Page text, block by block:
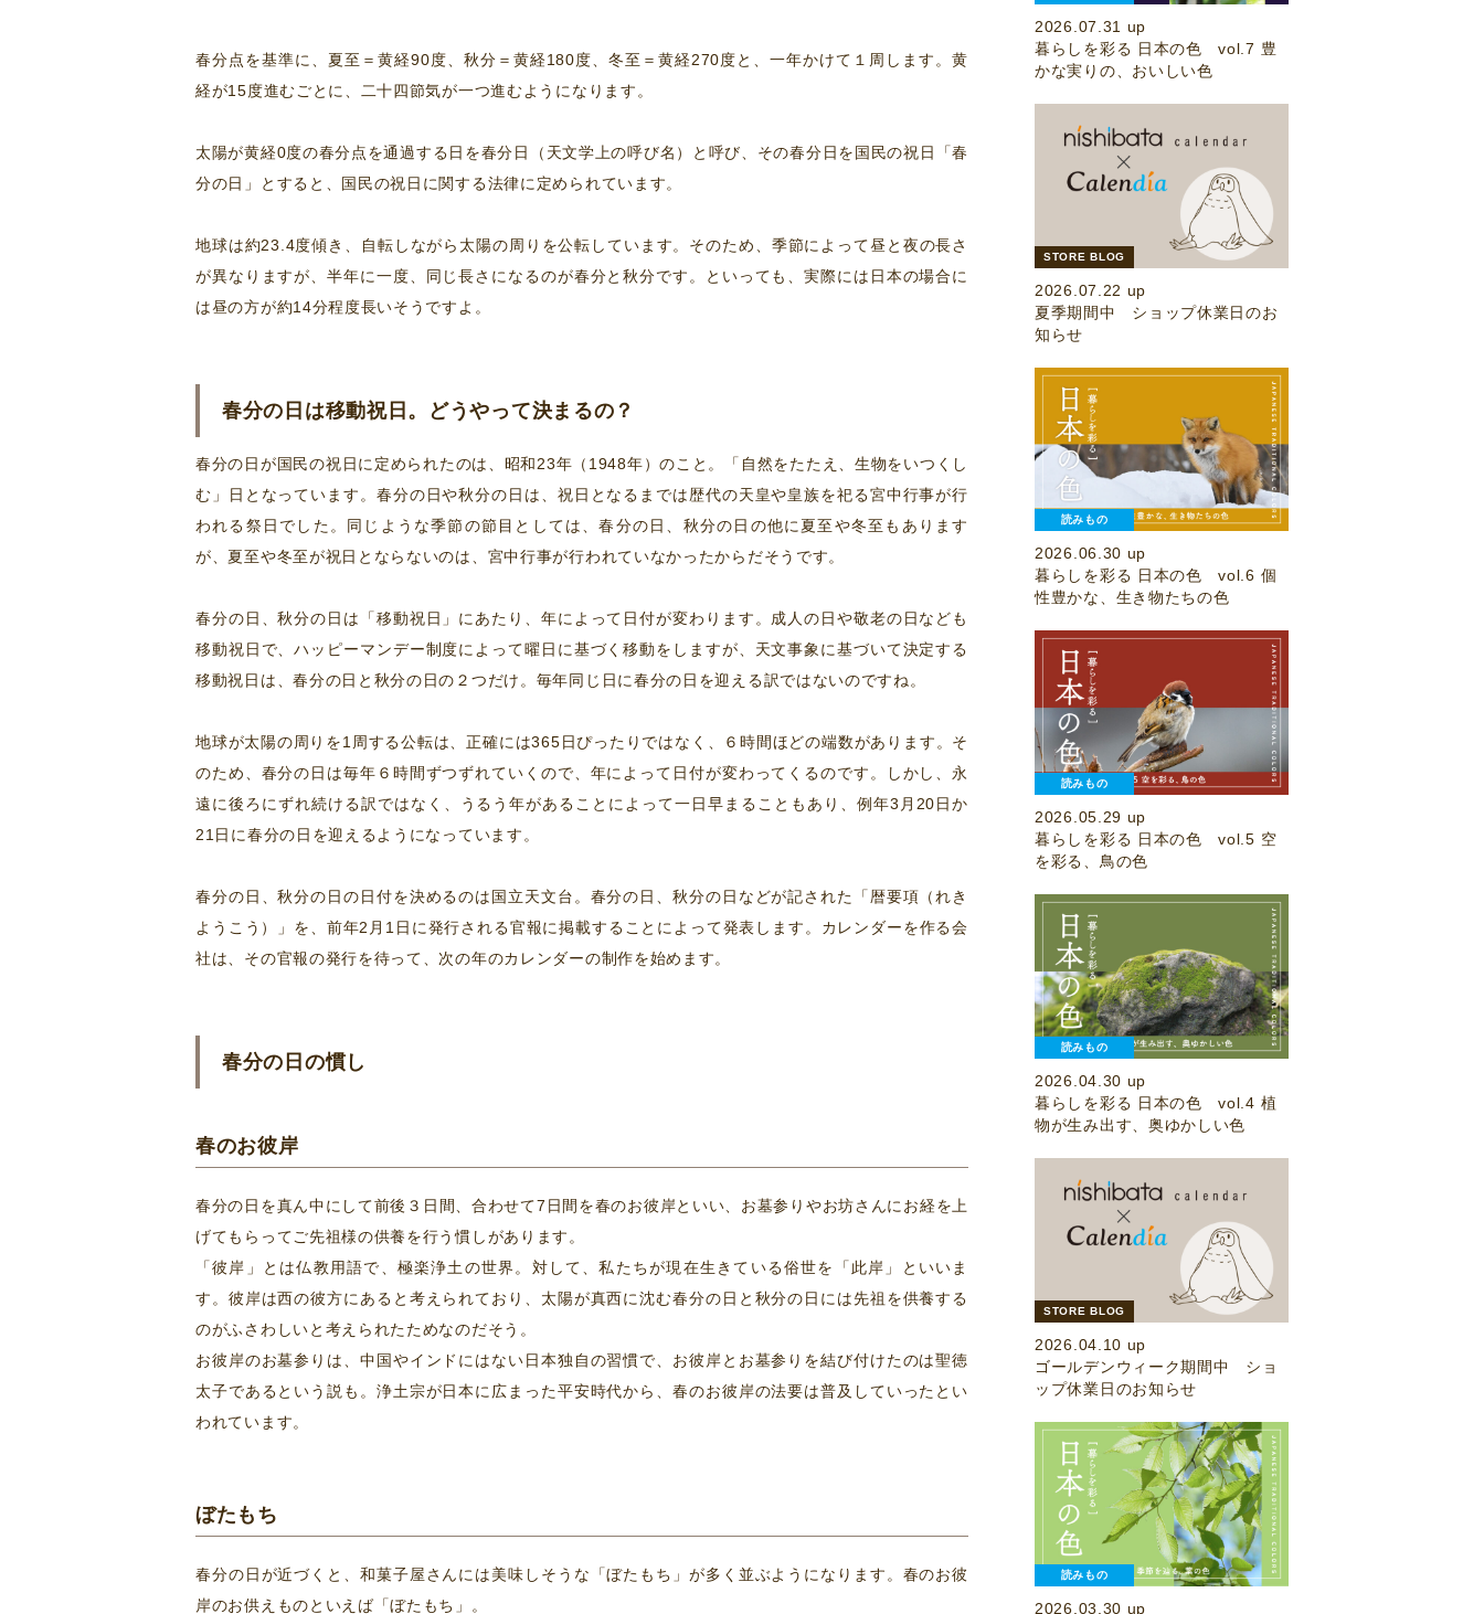
春分点を基準に、夏至＝黄経90度、秋分＝黄経180度、冬至＝黄経270度と、一年かけて１周します。黄
経が15度進むごとに、二十四節気が一つ進むようになります。
太陽が黄経0度の春分点を通過する日を春分日（天文学上の呼び名）と呼び、その春分日を国民の祝日「春
分の日」とすると、国民の祝日に関する法律に定められています。
地球は約23.4度傾き、自転しながら太陽の周りを公転しています。そのため、季節によって昼と夜の長さ
が異なりますが、半年に一度、同じ長さになるのが春分と秋分です。といっても、実際には日本の場合に
は昼の方が約14分程度長いそうですよ。
春分の日は移動祝日。どうやって決まるの？
春分の日が国民の祝日に定められたのは、昭和23年（1948年）のこと。「自然をたたえ、生物をいつくし
む」日となっています。春分の日や秋分の日は、祝日となるまでは歴代の天皇や皇族を祀る宮中行事が行
われる祭日でした。同じような季節の節目としては、春分の日、秋分の日の他に夏至や冬至もあります
が、夏至や冬至が祝日とならないのは、宮中行事が行われていなかったからだそうです。
春分の日、秋分の日は「移動祝日」にあたり、年によって日付が変わります。成人の日や敬老の日なども
移動祝日で、ハッピーマンデー制度によって曜日に基づく移動をしますが、天文事象に基づいて決定する
移動祝日は、春分の日と秋分の日の２つだけ。毎年同じ日に春分の日を迎える訳ではないのですね。
地球が太陽の周りを1周する公転は、正確には365日ぴったりではなく、６時間ほどの端数があります。そ
のため、春分の日は毎年６時間ずつずれていくので、年によって日付が変わってくるのです。しかし、永
遠に後ろにずれ続ける訳ではなく、うるう年があることによって一日早まることもあり、例年3月20日か
21日に春分の日を迎えるようになっています。
春分の日、秋分の日の日付を決めるのは国立天文台。春分の日、秋分の日などが記された「暦要項（れき
ようこう）」を、前年2月1日に発行される官報に掲載することによって発表します。カレンダーを作る会
社は、その官報の発行を待って、次の年のカレンダーの制作を始めます。
春分の日の慣し
春のお彼岸
春分の日を真ん中にして前後３日間、合わせて7日間を春のお彼岸といい、お墓参りやお坊さんにお経を上
げてもらってご先祖様の供養を行う慣しがあります。
「彼岸」とは仏教用語で、極楽浄土の世界。対して、私たちが現在生きている俗世を「此岸」といいま
す。彼岸は西の彼方にあると考えられており、太陽が真西に沈む春分の日と秋分の日には先祖を供養する
のがふさわしいと考えられたためなのだそう。
お彼岸のお墓参りは、中国やインドにはない日本独自の習慣で、お彼岸とお墓参りを結び付けたのは聖徳
太子であるという説も。浄土宗が日本に広まった平安時代から、春のお彼岸の法要は普及していったとい
われています。
ぼたもち
春分の日が近づくと、和菓子屋さんには美味しそうな「ぼたもち」が多く並ぶようになります。春のお彼
岸のお供えものといえば「ぼたもち」。
2026.07.31 up
暮らしを彩る 日本の色 vol.7 豊
かな実りの、おいしい色
STORE BLOG
2026.07.22 up
夏季期間中 ショップ休業日のお
知らせ
読みもの
2026.06.30 up
暮らしを彩る 日本の色 vol.6 個
性豊かな、生き物たちの色
読みもの
2026.05.29 up
暮らしを彩る 日本の色 vol.5 空
を彩る、鳥の色
読みもの
2026.04.30 up
暮らしを彩る 日本の色 vol.4 植
物が生み出す、奥ゆかしい色
STORE BLOG
2026.04.10 up
ゴールデンウィーク期間中 ショ
ップ休業日のお知らせ
読みもの
2026.03.30 up